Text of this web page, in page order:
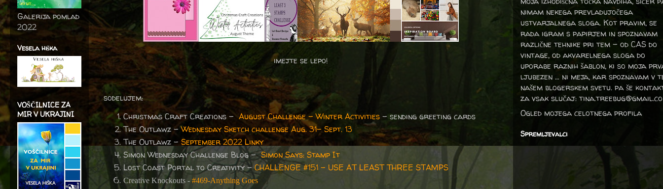
imejte se lepo!
sodelujem:
Christmas Craft Creations - August Challenge - Winter Activities - sending greeting cards
The Outlawz -Wednesday Sketch challenge Aug. 31- Sept. 13
The Outlawz - September 2022 Linky
Simon Wednesday Challenge Blog -Simon Says: Stamp It
Lost Coast Portal to Creativity -CHALLENGE #151 - USE AT LEAST THREE STAMPS
Creative Knockouts - #469-Anything Goes
Galerija pomlad
2022
Vesela hiška
VOŠČILNICE ZA
MIR V UKRAJINI
nimam nekega prevladujočega
ustvarjalnega sloga. Kot pravim, se
rada igram s papirjem in spoznavam
različne tehnike pri tem – od CAS do
vintage, od akvarelnega sloga do
uporabe raznih šablon, ki so moja
ljubezen … ni meja, kar spoznavam v
našem blogerskem svetu. pa še
za vsak slučaj:
Ogled mojega celotnega profila
Spremljevalci